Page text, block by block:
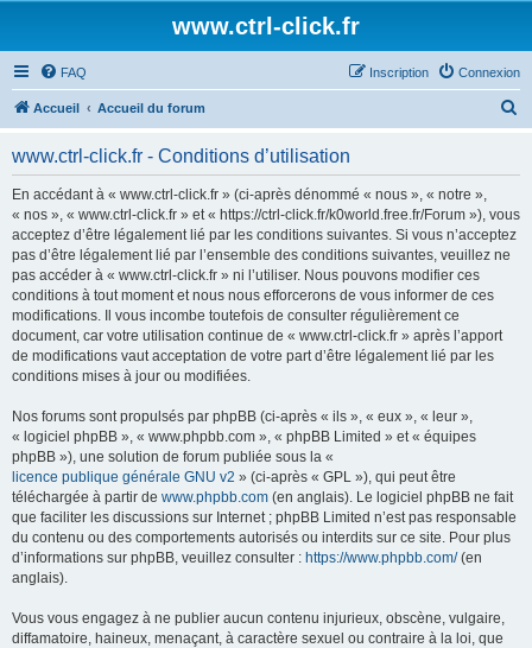
www.ctrl-click.fr
FAQ Connexion
Inscription
Accueil Accueil du forum
e
www.ctrl-click.fr - Conditions d’utilisation
En accédant à « www.ctrl-click.fr » (ci-après dénommé « nous », « notre »,
« nos », « www.ctrl-click.fr » et « https://ctrl-click.fr/k0world.free.fr/Forum »), vous
acceptez d’être légalement lié par les conditions suivantes. Si vous n’acceptez
pas d’être légalement lié par l’ensemble des conditions suivantes, veuillez ne
pas accéder à « www.ctrl-click.fr » ni l’utiliser. Nous pouvons modifier ces
conditions à tout moment et nous nous efforcerons de vous informer de ces
modifications. Il vous incombe toutefois de consulter régulièrement ce
document, car votre utilisation continue de « www.ctrl-click.fr » après l’apport
de modifications vaut acceptation de votre part d’être légalement lié par les
conditions mises à jour ou modifiées.
Nos forums sont propulsés par phpBB (ci-après « ils », « eux », « leur »,
« logiciel phpBB », « www.phpbb.com », « phpBB Limited » et « équipes
phpBB »), une solution de forum publiée sous la «
licence publique générale GNU v2 » (ci-après « GPL »), qui peut être
téléchargée à partir de www.phpbb.com (en anglais). Le logiciel phpBB ne fait
que faciliter les discussions sur Internet ; phpBB Limited n’est pas responsable
du contenu ou des comportements autorisés ou interdits sur ce site. Pour plus
d’informations sur phpBB, veuillez consulter : https://www.phpbb.com/(en
anglais).
Vous vous engagez à ne publier aucun contenu injurieux, obscène, vulgaire,
diffamatoire, haineux, menaçant, à caractère sexuel ou contraire à la loi, que